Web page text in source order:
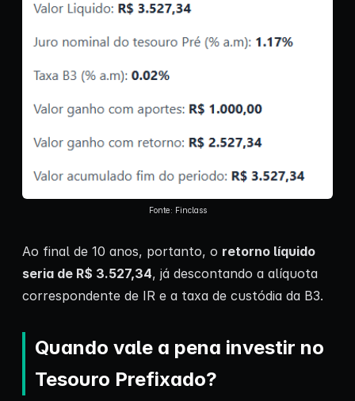
Fonte: Finclass
Ao final de 10 anos, portanto, o retorno líquido
seria de R$ 3.527,34, já descontando a alíquota
correspondente de IR e a taxa de custódia da B3.
Quando vale a pena investir no
Tesouro Prefixado?